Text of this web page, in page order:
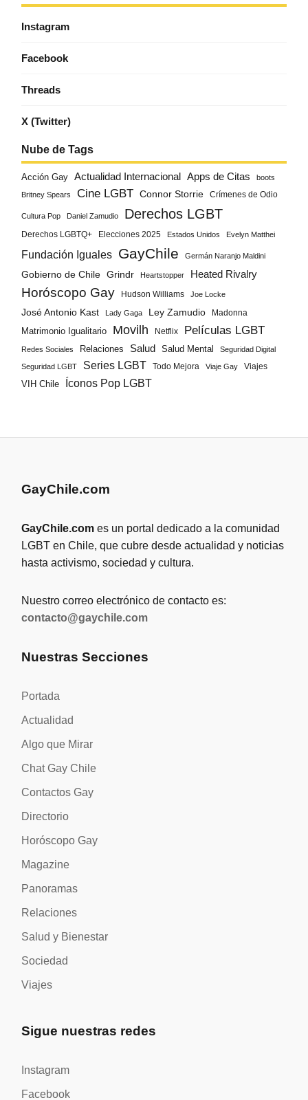
Instagram
Facebook
Threads
X (Twitter)
Nube de Tags
Acción Gay Actualidad Internacional Apps de Citas boots
Britney Spears Cine LGBT Connor Storrie Crímenes de Odio
Cultura Pop Daniel Zamudio Derechos LGBT
Derechos LGBTQ+ Elecciones 2025 Estados Unidos Evelyn Matthei
Fundación Iguales GayChile Germán Naranjo Maldini
Gobierno de Chile Grindr Heartstopper Heated Rivalry
Horóscopo Gay Hudson Williams Joe Locke
José Antonio Kast Lady Gaga Ley Zamudio Madonna
Matrimonio Igualitario Movilh Netflix Películas LGBT
Redes Sociales Relaciones Salud Salud Mental Seguridad Digital
Seguridad LGBT Series LGBT Todo Mejora Viaje Gay
Viajes
VIH Chile
Íconos Pop LGBT
GayChile.com
GayChile.com es un portal dedicado a la comunidad
LGBT en Chile, que cubre desde actualidad y noticias
hasta activismo, sociedad y cultura.
Nuestro correo electrónico de contacto es:
contacto@gaychile.com
Nuestras Secciones
Portada
Actualidad
Algo que Mirar
Chat Gay Chile
Contactos Gay
Directorio
Horóscopo Gay
Magazine
Panoramas
Relaciones
Salud y Bienestar
Sociedad
Viajes
Sigue nuestras redes
Instagram
Facebook